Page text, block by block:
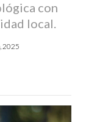
con
local.
2025